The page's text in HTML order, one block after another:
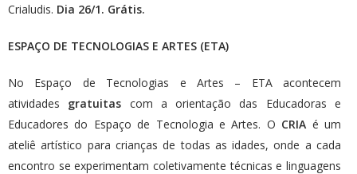
Crialudis. Dia 26/1. Grátis.
ESPAÇO DE TECNOLOGIAS E ARTES (ETA)
No Espaço de Tecnologias e Artes – ETA acontecem
atividades gratuitas com a orientação das Educadoras e
Educadores do Espaço de Tecnologia e Artes. O CRIA é um
ateliê artístico para crianças de todas as idades, onde a cada
encontro se experimentam coletivamente técnicas e linguagens